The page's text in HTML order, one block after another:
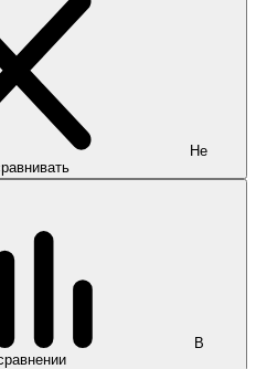
Не
В